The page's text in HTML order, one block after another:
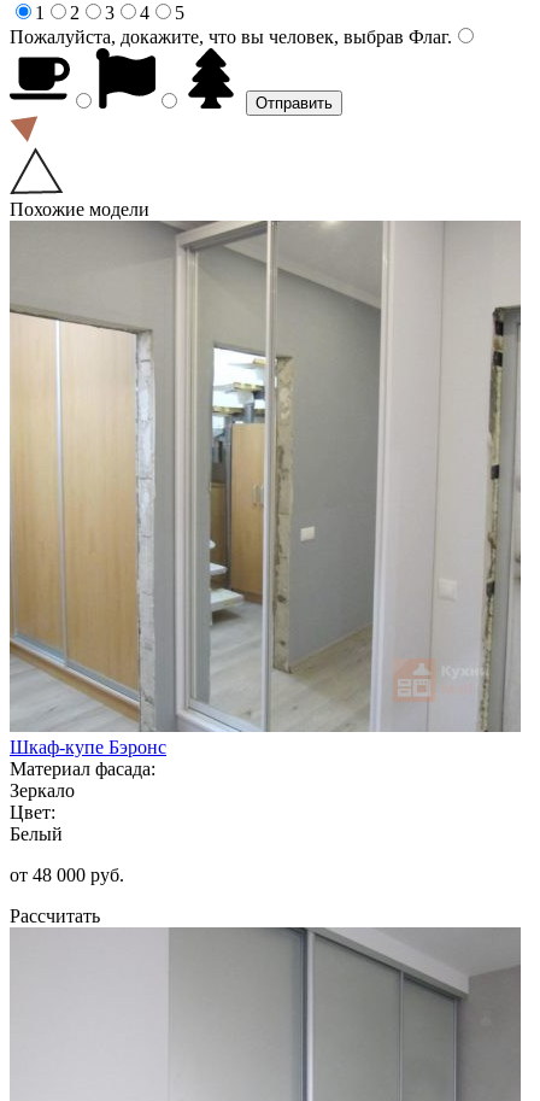
1
2 3 4
5
Пожалуйста, докажите, что вы человек, выбрав Флаг.
Похожие модели
Шкаф-купе Бэронс
Материал фасада:
Зеркало
Цвет:
Белый
от 48 000 руб.
Рассчитать